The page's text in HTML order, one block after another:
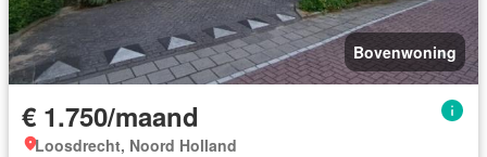
Bovenwoning
€ 1.750/maand
Loosdrecht, Noord Holland